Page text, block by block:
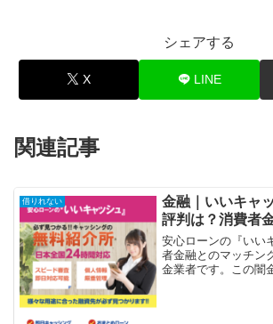
シェアする
X LINE
関連記事
借りれない
金融｜いいキャ
評判は？消費者
安心ローンの『いい
者金融とのマッチン
金業者です。この闇